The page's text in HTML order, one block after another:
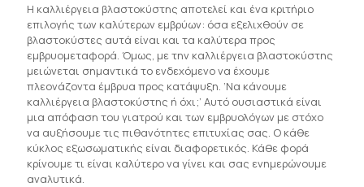
Η καλλιέργεια βλαστοκύστης αποτελεί και ένα κριτήριο
επιλογής των καλύτερων εμβρύων: όσα εξελιχθούν σε
βλαστοκύστες αυτά είναι και τα καλύτερα προς
εμβρυομεταφορά. Όμως, με την καλλιέργεια βλαστοκύστης
μειώνεται σημαντικά το ενδεχόμενο να έχουμε
πλεονάζοντα έμβρυα προς κατάψυξη. ‘Να κάνουμε
καλλιέργεια βλαστοκύστης ή όχι;’ Αυτό ουσιαστικά είναι
μια απόφαση του γιατρού και των εμβρυολόγων με στόχο
να αυξήσουμε τις πιθανότητες επιτυχίας σας. Ο κάθε
κύκλος εξωσωματικής είναι διαφορετικός. Κάθε φορά
κρίνουμε τι είναι καλύτερο να γίνει και σας ενημερώνουμε
αναλυτικά.